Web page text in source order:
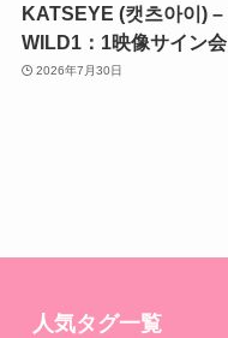
KATSEYE (캣츠아이) –
WILD1：1映像サイン会
2026年7月30日
人気タグ一覧